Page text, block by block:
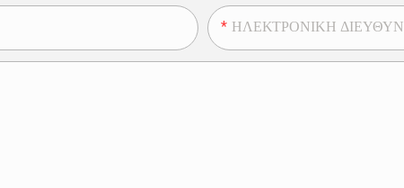
ΗΛΕΚΤΡΟΝΙΚΗ